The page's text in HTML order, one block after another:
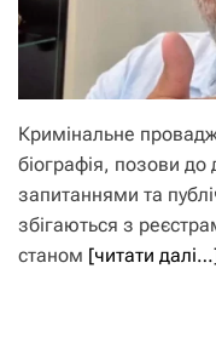
Кримінальне
біографія, позови до
запитаннями та
збігаються з
станом [читати